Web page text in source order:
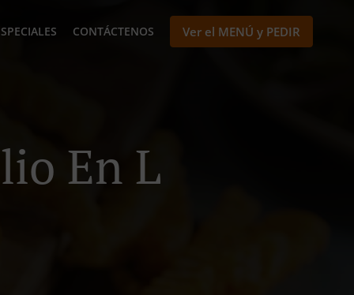
CONTÁCTENOS Ver el MENÚ y PEDIR
En L